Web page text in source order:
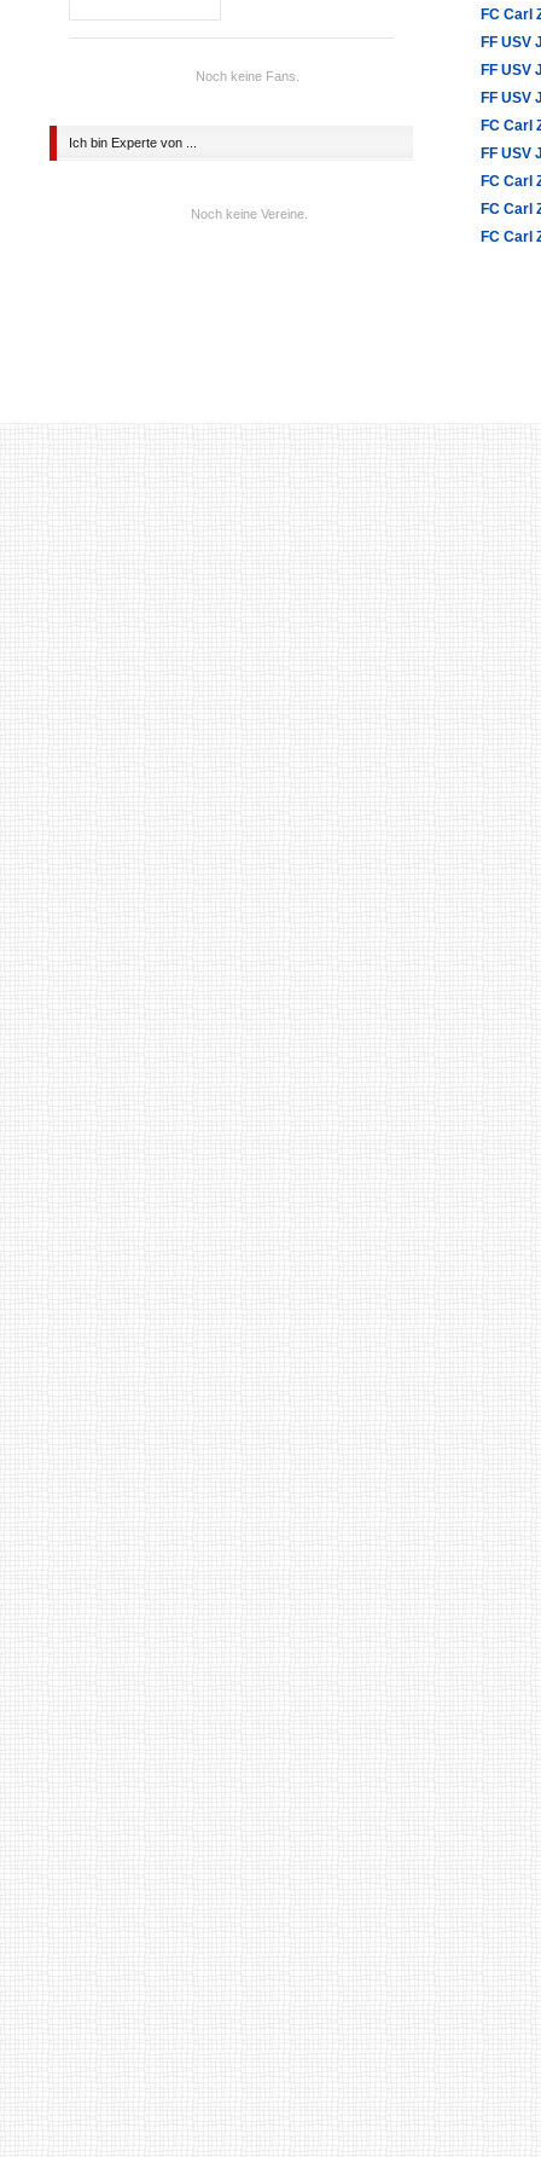
Noch keine Fans.
Ich bin Experte von ...
Noch keine Vereine.
FC Carl
FF USV
FF USV
FF USV
FC Carl
FF USV
FC Carl
FC Carl
FC Carl